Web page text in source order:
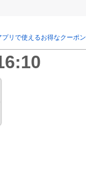
リで使えるお得なクーポン